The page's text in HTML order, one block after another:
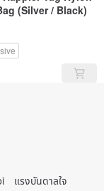
(Silver / Black)
แรงบันดาลใจ